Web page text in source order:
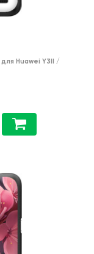
для Huawei Y3II /